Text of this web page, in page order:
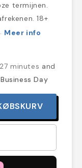
termijnen.
18+
Meer info
minutes and
Day